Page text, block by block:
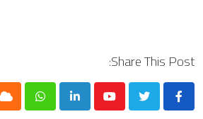
Share This Post:
Youtube
LinkedIn